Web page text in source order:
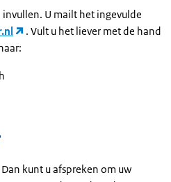
U mailt het ingevulde
. Vult u het liever met de hand
kunt u afspreken om uw